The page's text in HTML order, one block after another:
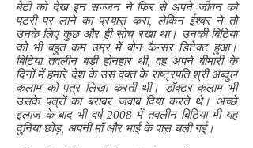
बेटी को देख इन सज्जन ने फिर से अपने जीवन को
पटरी पर लाने का प्रयास करा, लेकिन ईश्वर ने तो
उनके लिए कुछ और ही सोच रखा था। उनकी बिटिया
को भी बहुत कम उम्र में बोन कैन्सर डिटेक्ट हुआ।
बिटिया तवलीन बड़ी होनहार थी, वह अपने बीमारी के
दिनों में हमारे देश के उस वक्त के राष्ट्रपति श्री अब्दुल
कलाम को पत्र लिखा करती थी। डॉक्टर कलाम भी
उसके पत्रों का बराबर जवाब दिया करते थे। अच्छे
इलाज के बाद भी वर्ष 2008 में तवलीन बिटिया भी यह
दुनिया छोड़, अपनी माँ और भाई के पास चली गई।